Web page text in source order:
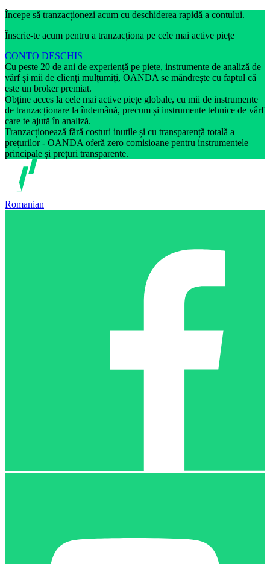
Începe să tranzacționezi acum cu deschiderea rapidă a contului.
Înscrie-te acum pentru a tranzacționa pe cele mai active piețe
CONTO DESCHIS
Cu peste 20 de ani de experiență pe piețe, instrumente de analiză de
vârf și mii de clienți mulțumiți, OANDA se mândrește cu faptul că
este un broker premiat.
Obține acces la cele mai active piețe globale, cu mii de instrumente
de tranzacționare la îndemână, precum și instrumente tehnice de vârf
care te ajută în analiză.
Tranzacționează fără costuri inutile și cu transparență totală a
prețurilor - OANDA oferă zero comisioane pentru instrumentele
principale și prețuri transparente.
Romanian